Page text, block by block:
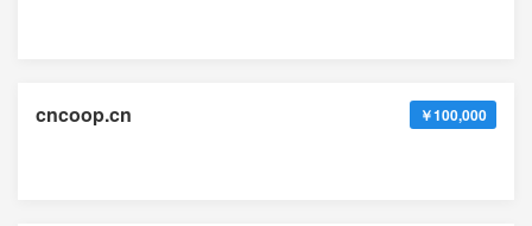
cncoop.cn ￥100,000